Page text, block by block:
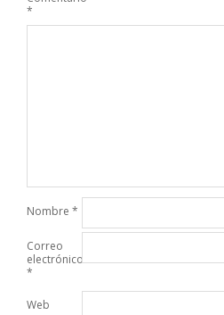
*
Nombre *
Correo
electrónico
*
Web